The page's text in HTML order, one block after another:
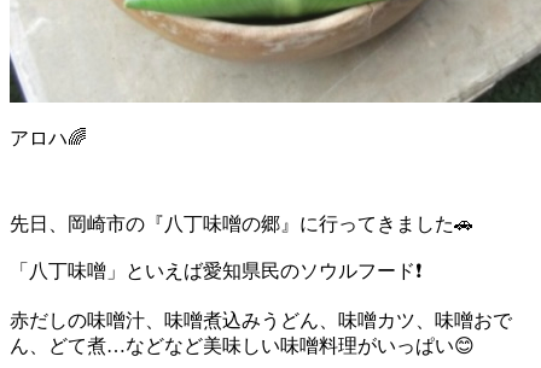
アロハ🌈
先日、岡崎市の『八丁味噌の郷』に行ってきました🚗
「八丁味噌」といえば愛知県民のソウルフード❗️
赤だしの味噌汁、味噌煮込みうどん、味噌カツ、味噌おで
ん、どて煮…などなど美味しい味噌料理がいっぱい😊